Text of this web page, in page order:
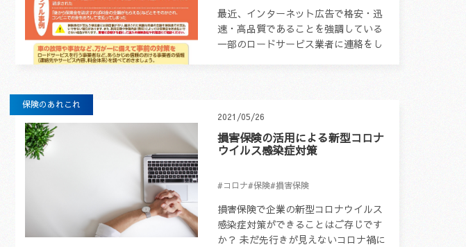
最近、インターネット広告で格安・迅
速・高品質であることを強調している
一部のロードサービス業者に連絡をし
保険のあれこれ
2021/05/26
損害保険の活用による新型コロナ
ウイルス感染症対策
#コロナ#保険#損害保険
損害保険で企業の新型コロナウイルス
感染症対策ができることはご存じです
か？ 未だ先行きが見えないコロナ禍に